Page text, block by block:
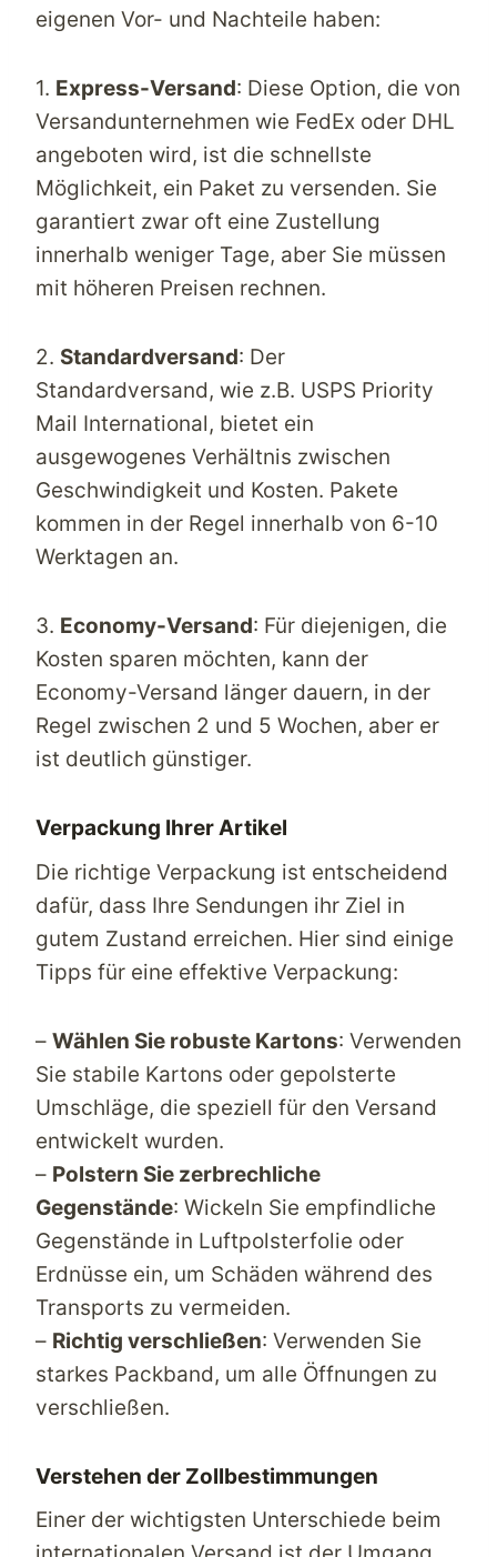
eigenen Vor- und Nachteile haben:
1. Express-Versand: Diese Option, die von
Versandunternehmen wie FedEx oder DHL
angeboten wird, ist die schnellste
Möglichkeit, ein Paket zu versenden. Sie
garantiert zwar oft eine Zustellung
innerhalb weniger Tage, aber Sie müssen
mit höheren Preisen rechnen.
2. Standardversand: Der
Standardversand, wie z.B. USPS Priority
Mail International, bietet ein
ausgewogenes Verhältnis zwischen
Geschwindigkeit und Kosten. Pakete
kommen in der Regel innerhalb von 6-10
Werktagen an.
3. Economy-Versand: Für diejenigen, die
Kosten sparen möchten, kann der
Economy-Versand länger dauern, in der
Regel zwischen 2 und 5 Wochen, aber er
ist deutlich günstiger.
Verpackung Ihrer Artikel
Die richtige Verpackung ist entscheidend
dafür, dass Ihre Sendungen ihr Ziel in
gutem Zustand erreichen. Hier sind einige
Tipps für eine effektive Verpackung:
– Wählen Sie robuste Kartons: Verwenden
Sie stabile Kartons oder gepolsterte
Umschläge, die speziell für den Versand
entwickelt wurden.
– Polstern Sie zerbrechliche
Gegenstände: Wickeln Sie empfindliche
Gegenstände in Luftpolsterfolie oder
Erdnüsse ein, um Schäden während des
Transports zu vermeiden.
– Richtig verschließen: Verwenden Sie
starkes Packband, um alle Öffnungen zu
verschließen.
Verstehen der Zollbestimmungen
Einer der wichtigsten Unterschiede beim